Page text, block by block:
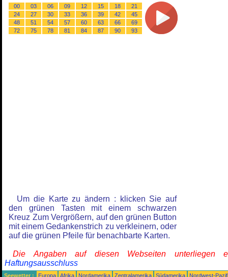
00 03 06 09 12 15 18
21
24
27 30 33 36 39 42
45
48
51 54 57 60 63 66
69
72
75 78 81 84 87 90 93
Um die Karte zu ändern : klicken Sie auf
den grünen Tasten mit einem schwarzen
Kreuz Zum Vergrößern, auf den grünen Button
mit einem Gedankenstrich zu verkleinern, oder
auf die grünen Pfeile für benachbarte Karten.
Die Angaben auf diesen Webseiten unterliegen
Haftungsausschluss
Seewetter : Europa Afrika Nordamerika Zentralamerika Südamerika
Nordwest-